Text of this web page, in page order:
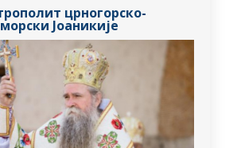
црногорско-
Јоаникије